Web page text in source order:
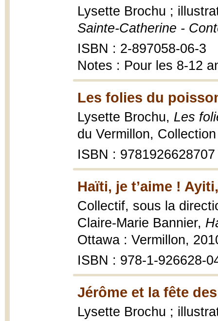
Lysette Brochu ;
Sainte-Catherine -
ISBN : 2-897058-06-3
Notes : Pour les 8-12
Les folies du
Lysette Brochu, Les
du Vermillon,
ISBN : 9781926628707
Haïti, je t’aime !
Collectif, sous la
Claire-Marie Bannier,
Ottawa : Vermillon,
ISBN : 978-1-926628-
Jérôme et la fête
Lysette Brochu ;